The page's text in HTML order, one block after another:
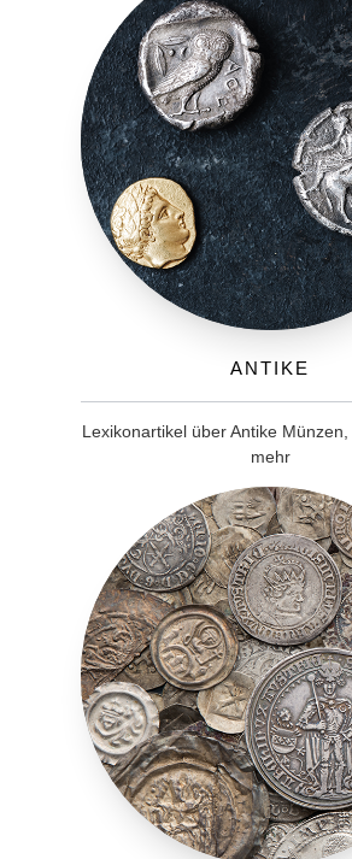
Antike
Lexikonartikel über Antike
mehr